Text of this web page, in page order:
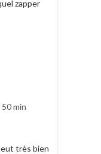
zapper
min
très bien